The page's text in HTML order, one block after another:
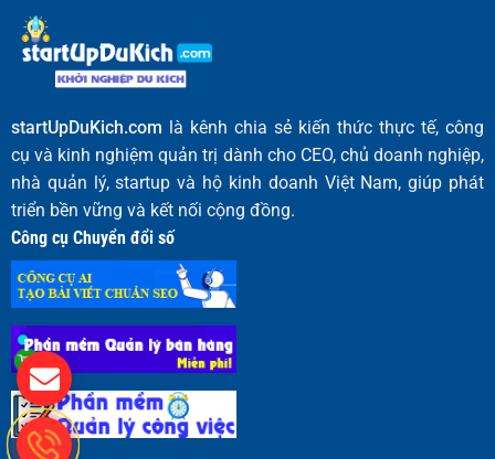
startUpDuKich.com là kênh chia sẻ kiến thức thực tế, công
cụ và kinh nghiệm quản trị dành cho CEO, chủ doanh nghiệp,
nhà quản lý, startup và hộ kinh doanh Việt Nam, giúp phát
triển bền vững và kết nối cộng đồng.
Công cụ Chuyển đổi số